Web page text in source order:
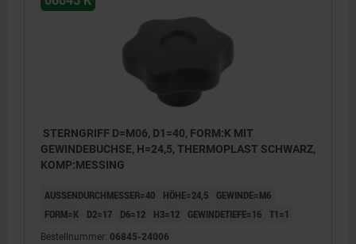
STERNGRIFF D=M06, D1=40, FORM:K MIT
GEWINDEBUCHSE, H=24,5, THERMOPLAST SCHWARZ,
KOMP:MESSING
AUSSENDURCHMESSER=40 HÖHE=24,5
GEWINDE=M6
FORM=K
D2=17 D6=12 H3=12 GEWINDETIEFE=16 T1=1
Bestellnummer: 06845-24006